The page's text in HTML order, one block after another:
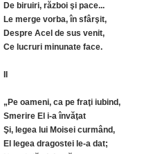
De biruiri, război şi pace...
Le merge vorba, în sfârşit,
Despre Acel de sus venit,
Ce lucruri minunate face.
„Pe oameni, ca pe fraţi iubind,
Smerire El i-a învăţat
Şi, legea lui Moisei curmând,
El legea dragostei le-a dat;